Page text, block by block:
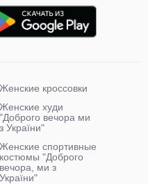
Женские кроссовки
Женские худи
"Доброго вечора ми
з України"
Женские спортивные
костюмы "Доброго
вечора, ми з
України"